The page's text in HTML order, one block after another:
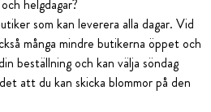
helgdagar?
som kan leverera alla dagar. Vid
många mindre butikerna öppet och
beställning och kan välja söndag
att du kan skicka blommor på den